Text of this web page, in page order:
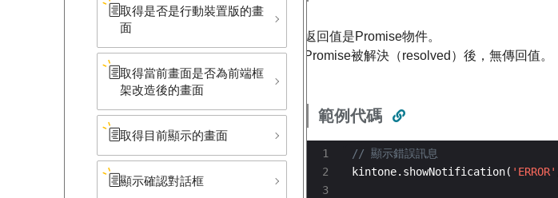
取得是否是行動裝置版的畫
面
取得當前畫面是否為前端框
架改造後的畫面
取得目前顯示的畫面
顯示確認對話框
返回值是Promise物件。
Promise被解決（resolved）後，無傳回值。
範例代碼
1
3
kintone.showNotification( 'ERROR'